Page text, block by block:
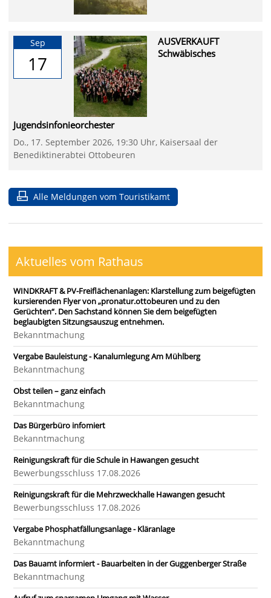
Sep
17
AUSVERKAUFT
Schwäbisches
Jugendsinfonieorchester
Do., 17. September 2026, 19:30 Uhr, Kaisersaal der
Benediktinerabtei Ottobeuren
Alle Meldungen vom Touristikamt
Aktuelles vom Rathaus
WINDKRAFT & PV-Freiflächenanlagen: Klarstellung zum beigefügten
kursierenden Flyer von „pronatur.ottobeuren und zu den
Gerüchten“. Den Sachstand können Sie dem beigefügten
beglaubigten Sitzungsauszug entnehmen.
Bekanntmachung
Vergabe Bauleistung - Kanalumlegung Am Mühlberg
Bekanntmachung
Obst teilen – ganz einfach
Bekanntmachung
Das Bürgerbüro infomiert
Bekanntmachung
Reinigungskraft für die Schule in Hawangen gesucht
Bewerbungsschluss 17.08.2026
Reinigungskraft für die Mehrzweckhalle Hawangen gesucht
Bewerbungsschluss 17.08.2026
Vergabe Phosphatfällungsanlage - Kläranlage
Bekanntmachung
Das Bauamt informiert - Bauarbeiten in der Guggenberger Straße
Bekanntmachung